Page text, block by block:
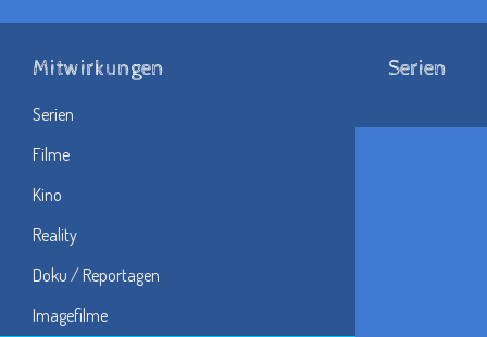
Mitwirkungen
Serien
Filme
Kino
Reality
Doku / Reportagen
Imagefilme
Serien